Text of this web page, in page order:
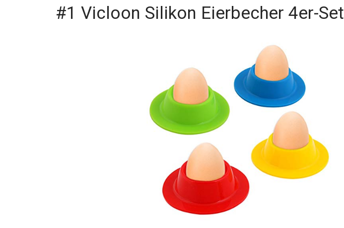
#1 Vicloon Silikon Eierbecher 4er-Set